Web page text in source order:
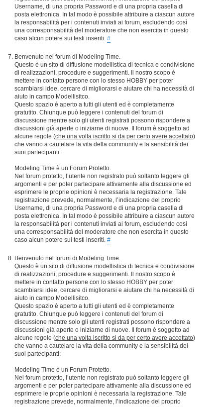
Username, di una propria Password e di una propria casella di
posta elettronica. In tal modo è possibile attribuire a ciascun autore
la responsabilità per i contenuti inviati ai forum, escludendo così
una corresponsabilità del moderatore che non esercita in questo
caso alcun potere sui testi inseriti. #
Benvenuto nel forum di Modeling Time.
Questo è un sito di diffusione modellistica di tecnica e condivisione
di realizzazioni, procedure e suggerimenti. Il nostro scopo è
mettere in contatto persone con lo stesso HOBBY per poter
scambiarsi idee, cercare di migliorarsi e aiutare chi ha necessità di
aiuto in campo Modellisitco.
Questo spazio è aperto a tutti gli utenti ed è completamente
gratutito. Chiunque può leggere i contenuti del forum di
discussione mentre solo gli utenti registrati possono rispondere a
discussioni già aperte o iniziarne di nuove. Il forum è soggetto ad
alcune regole (che una volta iscritto si da per certo avere accettato)
che vanno a cautelare la vita della community e la sensibilità dei
suoi partecipanti:
Modeling Time è un Forum Protetto.
Nel forum protetto, l’utente non registrato può soltanto leggere gli
argomenti e per poter partecipare attivamente alla discussione ed
esprimere le proprie opinioni è necessaria la registrazione. Tale
registrazione prevede, normalmente, l’indicazione del proprio
Username, di una propria Password e di una propria casella di
posta elettronica. In tal modo è possibile attribuire a ciascun autore
la responsabilità per i contenuti inviati ai forum, escludendo così
una corresponsabilità del moderatore che non esercita in questo
caso alcun potere sui testi inseriti. #
Benvenuto nel forum di Modeling Time.
Questo è un sito di diffusione modellistica di tecnica e condivisione
di realizzazioni, procedure e suggerimenti. Il nostro scopo è
mettere in contatto persone con lo stesso HOBBY per poter
scambiarsi idee, cercare di migliorarsi e aiutare chi ha necessità di
aiuto in campo Modellisitco.
Questo spazio è aperto a tutti gli utenti ed è completamente
gratutito. Chiunque può leggere i contenuti del forum di
discussione mentre solo gli utenti registrati possono rispondere a
discussioni già aperte o iniziarne di nuove. Il forum è soggetto ad
alcune regole (che una volta iscritto si da per certo avere accettato)
che vanno a cautelare la vita della community e la sensibilità dei
suoi partecipanti:
Modeling Time è un Forum Protetto.
Nel forum protetto, l’utente non registrato può soltanto leggere gli
argomenti e per poter partecipare attivamente alla discussione ed
esprimere le proprie opinioni è necessaria la registrazione. Tale
registrazione prevede, normalmente, l’indicazione del proprio